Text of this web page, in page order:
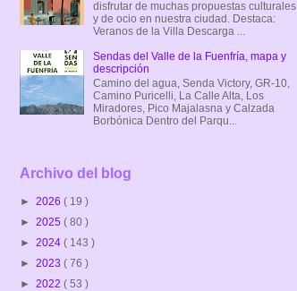
disfrutar de muchas propuestas culturales
y de ocio en nuestra ciudad. Destaca:
Veranos de la Villa Descarga ...
Sendas del Valle de la Fuenfría, mapa y
descripción
Camino del agua, Senda Victory, GR-10,
Camino Puricelli, La Calle Alta, Los
Miradores, Pico Majalasna y Calzada
Borbónica Dentro del Parqu...
Archivo del blog
► 2026 ( 19 )
► 2025 ( 80 )
► 2024 ( 143 )
► 2023 ( 76 )
► 2022 ( 53 )